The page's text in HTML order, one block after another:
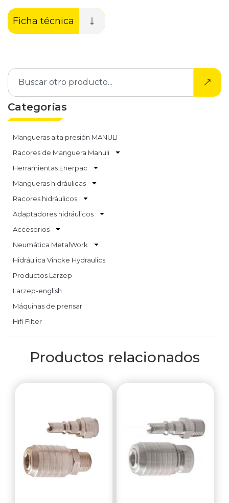
Ficha técnica
Categorías
Mangueras alta presión MANULI
Racores de Manguera Manuli
Herramientas Enerpac
Mangueras hidráulicas
Racores hidráulicos
Adaptadores hidráulicos
Accesorios
Neumática MetalWork
Hidráulica Vincke Hydraulics
Productos Larzep
Larzep-english
Máquinas de prensar
Hifi Filter
Productos relacionados